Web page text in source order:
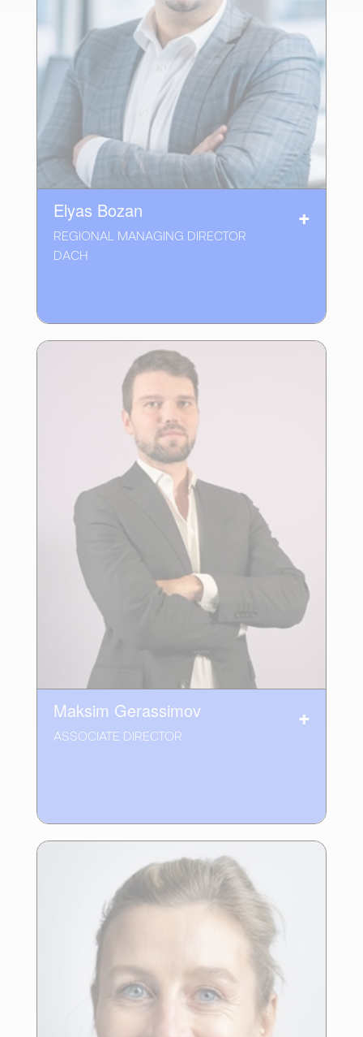
Elyas Bozan
REGIONAL MANAGING DIRECTOR
DACH
Maksim Gerassimov
ASSOCIATE DIRECTOR